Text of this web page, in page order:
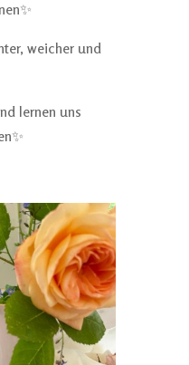
weicher und
lernen uns